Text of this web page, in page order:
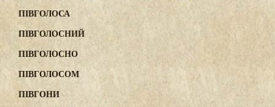
ПІВГОЛОСА
ПІВГОЛОСНИЙ
ПІВГОЛОСНО
ПІВГОЛОСОМ
ПІВГОНИ